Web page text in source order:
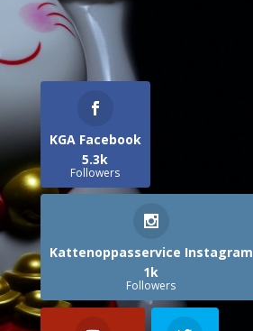
KGA Facebook
5.3k
Followers
Kattenoppasservice Instagram
1k
Followers